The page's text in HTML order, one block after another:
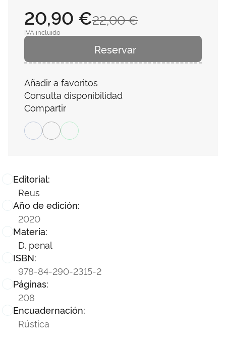
Editorial:
Reus
Año de edición:
2020
Materia:
D. penal
ISBN:
978-84-290-2315-2
Páginas:
208
Encuadernación:
Rústica
22,00 €
20,90 €
IVA incluido
Reservar
Añadir a favoritos
Consulta disponibilidad
Compartir